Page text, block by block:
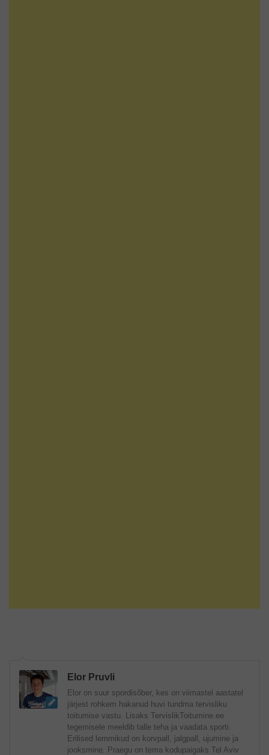
Elor Pruvli
Elor on suur spordisõber, kes on viimastel aastatel
järjest rohkem hakanud huvi tundma tervisliku
toitumise vastu. Lisaks TervislikToitumine.ee
tegemisele meeldib talle teha ja vaadata sporti.
Erilised lemmikud on korvpall, jalgpall, ujumine ja
jooksmine. Praegu on tema kodupaigaks Tel Aviv